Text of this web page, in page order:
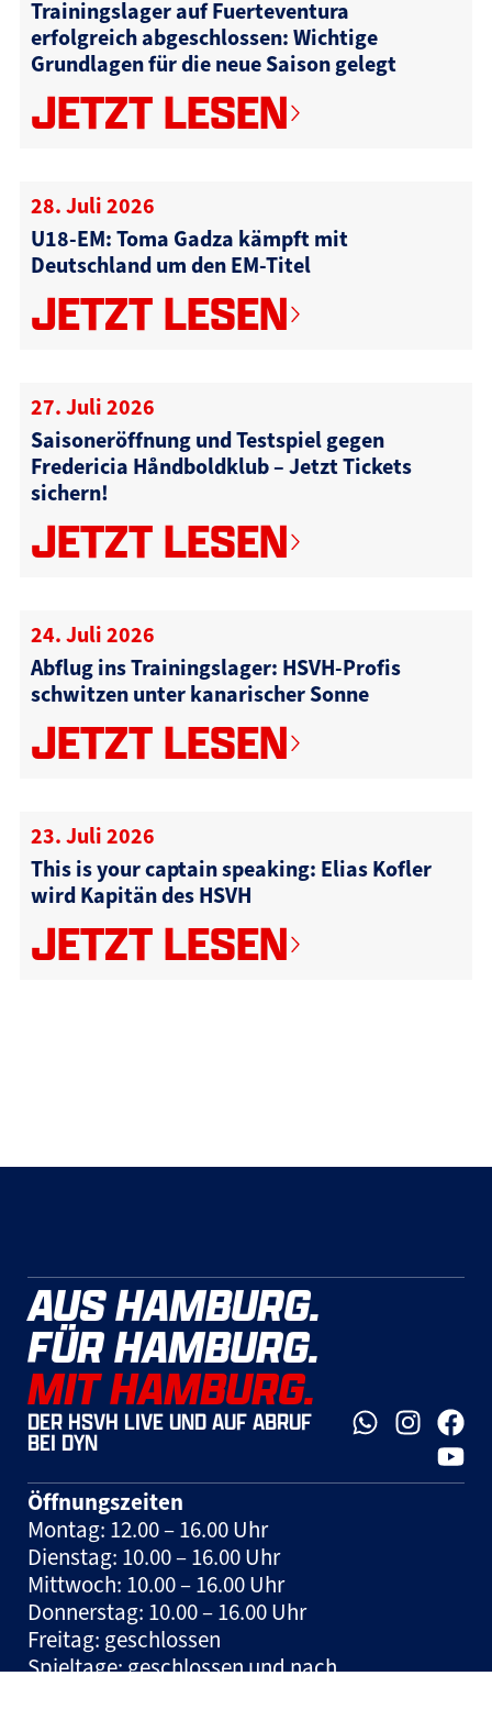
Trainingslager auf Fuerteventura
erfolgreich abgeschlossen: Wichtige
Grundlagen für die neue Saison gelegt
JETZT LESEN
28. Juli 2026
U18-EM: Toma Gadza kämpft mit
Deutschland um den EM-Titel
JETZT LESEN
27. Juli 2026
Saisoneröffnung und Testspiel gegen
Fredericia Håndboldklub – Jetzt Tickets
sichern!
JETZT LESEN
24. Juli 2026
Abflug ins Trainingslager: HSVH-Profis
schwitzen unter kanarischer Sonne
JETZT LESEN
23. Juli 2026
This is your captain speaking: Elias Kofler
wird Kapitän des HSVH
JETZT LESEN
AUS HAMBURG.
FÜR HAMBURG.
MIT HAMBURG.
DER HSVH LIVE UND AUF ABRUF
BEI DYN
Öffnungszeiten
Montag: 12.00 – 16.00 Uhr
Dienstag: 10.00 – 16.00 Uhr
Mittwoch: 10.00 – 16.00 Uhr
Donnerstag: 10.00 – 16.00 Uhr
Freitag: geschlossen
Spieltage: geschlossen und nach